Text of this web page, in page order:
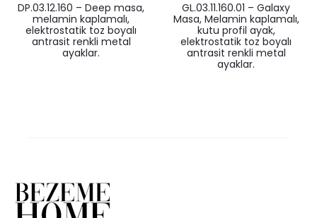
DP.03.12.160 – Deep masa,
melamin kaplamalı,
elektrostatik toz boyalı
antrasit renkli metal
ayaklar.
GL.03.11.160.01 – Galaxy
Masa, Melamin kaplamalı,
kutu profil ayak,
elektrostatik toz boyalı
antrasit renkli metal
ayaklar.